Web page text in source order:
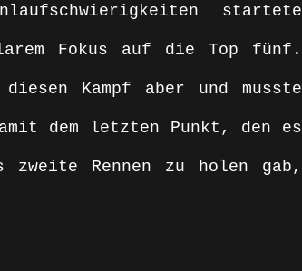
startete
Fokus auf die Top fünf.
Kampf aber und musste
dem letzten Punkt, den es
Rennen zu holen gab,